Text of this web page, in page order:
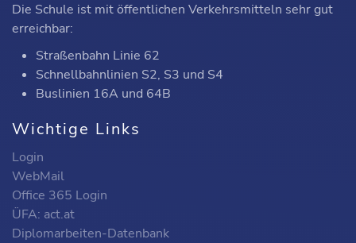
Die Schule ist mit öffentlichen Verkehrsmitteln sehr gut
erreichbar:
Straßenbahn Linie 62
Schnellbahnlinien S2, S3 und S4
Buslinien 16A und 64B
Wichtige Links
Login
WebMail
Office 365 Login
ÜFA: act.at
Diplomarbeiten-Datenbank